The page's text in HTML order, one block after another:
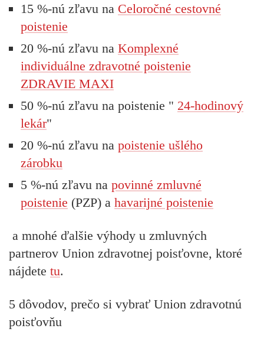
1 5 %-nú zľavu na Celoročné cestovné
poistenie
20 %-nú zľavu na Komplexné
individuálne zdravotné poistenie
ZDRAVIE MAXI
50 %-nú zľavu na poistenie " 24-hodinový
lekár"
20 %-nú zľavu na poistenie ušlého
zárobku
5 %-nú zľavu na povinné zmluvné
poistenie (PZP) a havarijné poistenie
a mnohé ďalšie výhody u zmluvných
partnerov Union zdravotnej poisťovne, ktoré
nájdete tu.
5 dôvodov, prečo si vybrať Union zdravotnú
poisťovňu